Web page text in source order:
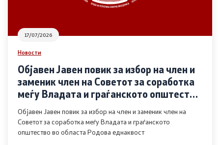
Дијалог меѓу Владата и граѓанскиот сектор
Отворени денови за иницијативи на граѓанските
организации
Финансиска поддршка
17/07/2026
Новости
Објавен Јавен повик за избор на член и
заменик член на Советот за соработка
меѓу Владата и граѓанското општество
во областа Родова еднаквост
Објавен Јавен повик за избор на член и заменик член на
Советот за соработка меѓу Владата и граѓанското
општество во областа Родова еднаквост